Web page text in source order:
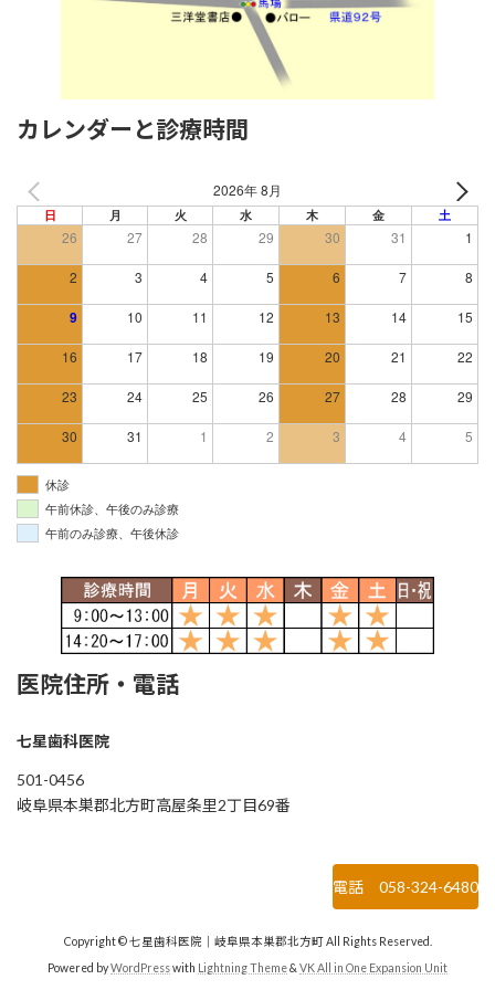
カレンダーと診療時間
2026年 8月
日 月 火 水 木 金 土
26 27 28 29 30 31 1
2 3 4 5 6 7 8
9 10 11 12 13 14 15
16 17 18 19 20 21 22
23 24 25 26 27 28 29
30 31 1 2 3 4 5
休診
午前休診、午後のみ診療
午前のみ診療、午後休診
医院住所・電話
七星歯科医院
501-0456
岐阜県本巣郡北方町高屋条里2丁目69番
電話 058-324-6480
Copyright © 七星歯科医院｜岐阜県本巣郡北方町 All Rights Reserved.
Powered byWordPresswith Lightning Theme& VK All in One Expansion Unit